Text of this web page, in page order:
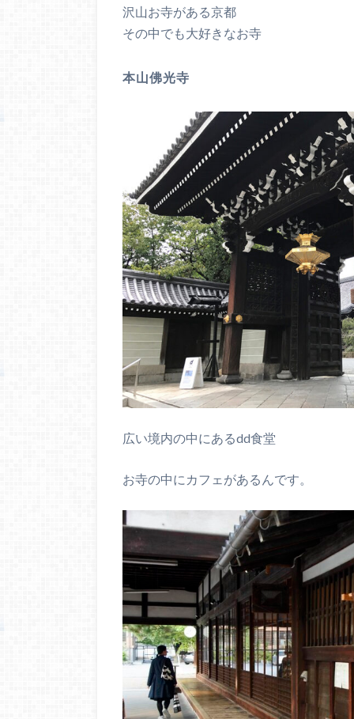
沢山お寺がある京都
その中でも大好きなお寺
本山佛光寺
広い境内の中にあるdd食堂
お寺の中にカフェがあるんです。